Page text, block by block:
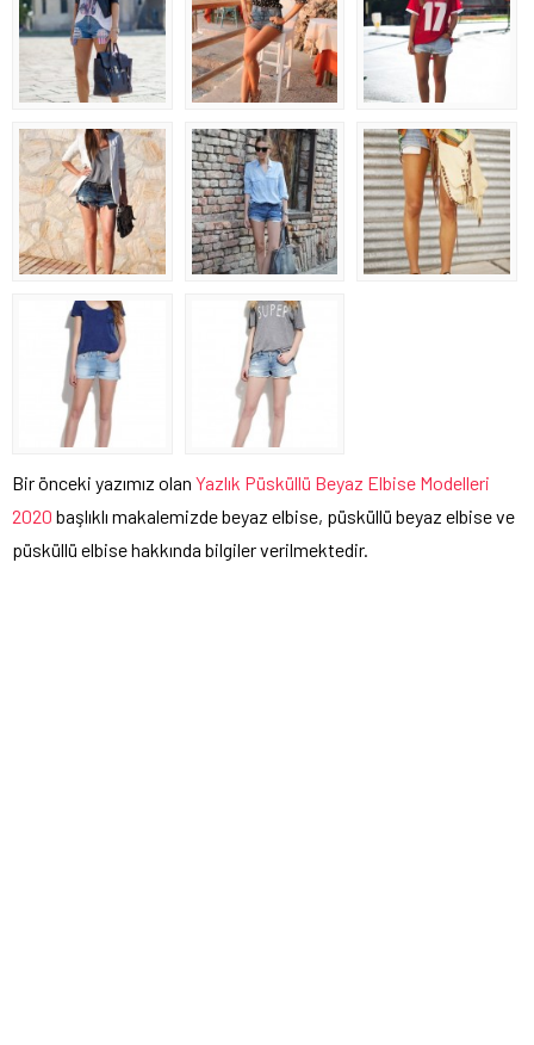
Bir önceki yazımız olan Yazlık Püsküllü Beyaz Elbise Modelleri
2020 başlıklı makalemizde beyaz elbise, püsküllü beyaz elbise ve
püsküllü elbise hakkında bilgiler verilmektedir.